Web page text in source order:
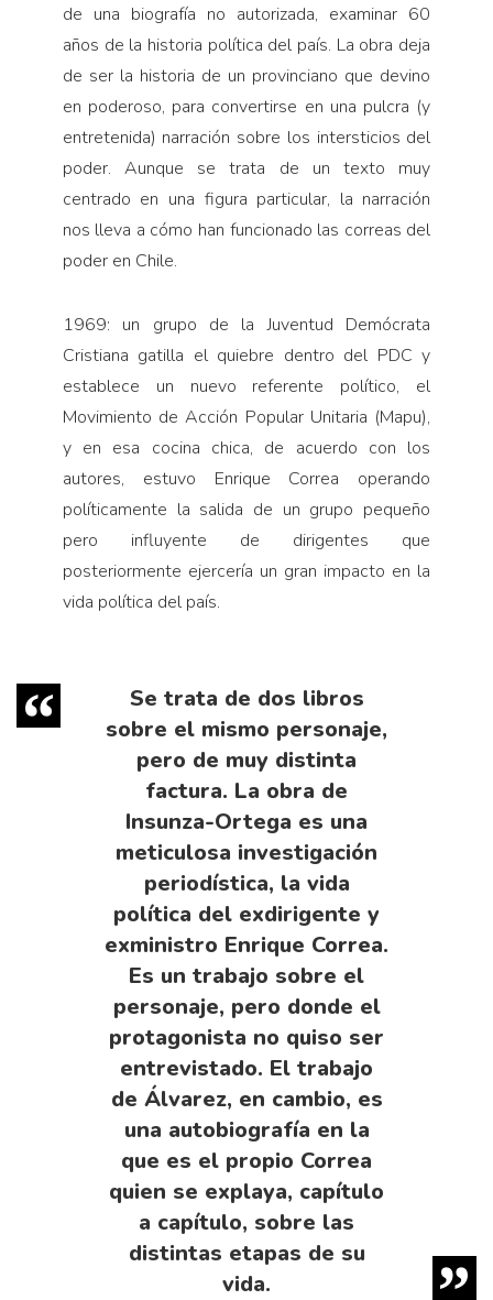
de una biografía no autorizada, examinar 60
años de la historia política del país. La obra deja
de ser la historia de un provinciano que devino
en poderoso, para convertirse en una pulcra (y
entretenida) narración sobre los intersticios del
poder. Aunque se trata de un texto muy
centrado en una figura particular, la narración
nos lleva a cómo han funcionado las correas del
poder en Chile.
1969: un grupo de la Juventud Demócrata
Cristiana gatilla el quiebre dentro del PDC y
establece un nuevo referente político, el
Movimiento de Acción Popular Unitaria (Mapu),
y en esa cocina chica, de acuerdo con los
autores, estuvo Enrique Correa operando
políticamente la salida de un grupo pequeño
pero influyente de dirigentes que
posteriormente ejercería un gran impacto en la
vida política del país.
Se trata de dos libros
sobre el mismo personaje,
pero de muy distinta
factura. La obra de
Insunza-Ortega es una
meticulosa investigación
periodística, la vida
política del exdirigente y
exministro Enrique Correa.
Es un trabajo sobre el
personaje, pero donde el
protagonista no quiso ser
entrevistado. El trabajo
de Álvarez, en cambio, es
una autobiografía en la
que es el propio Correa
quien se explaya, capítulo
a capítulo, sobre las
distintas etapas de su
vida.